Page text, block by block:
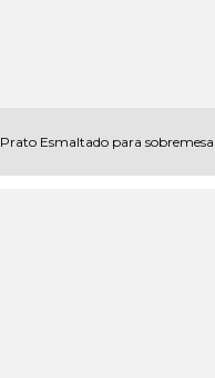
Prato Esmaltado para